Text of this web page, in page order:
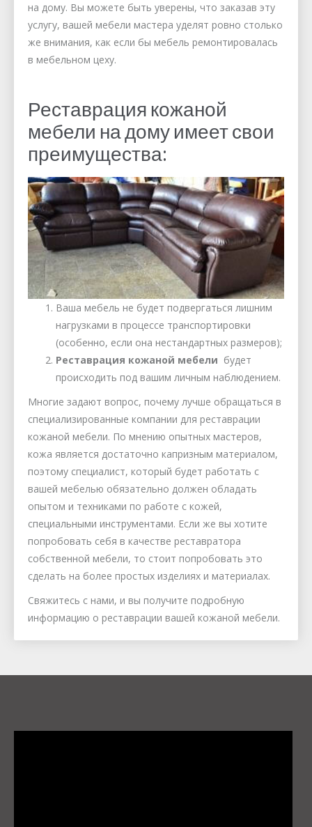
на дому. Вы можете быть уверены, что заказав эту
услугу, вашей мебели мастера уделят ровно столько
же внимания, как если бы мебель ремонтировалась
в мебельном цеху.
Реставрация кожаной
мебели на дому имеет свои
преимущества:
Ваша мебель не будет подвергаться лишним
нагрузками в процессе транспортировки
(особенно, если она нестандартных размеров);
Реставрация кожаной мебели будет
происходить под вашим личным наблюдением.
Многие задают вопрос, почему лучше обращаться в
специализированные компании для реставрации
кожаной мебели. По мнению опытных мастеров,
кожа является достаточно капризным материалом,
поэтому специалист, который будет работать с
вашей мебелью обязательно должен обладать
опытом и техниками по работе с кожей,
специальными инструментами. Если же вы хотите
попробовать себя в качестве реставратора
собственной мебели, то стоит попробовать это
сделать на более простых изделиях и материалах.
Свяжитесь с нами, и вы получите подробную
информацию о реставрации вашей кожаной мебели.